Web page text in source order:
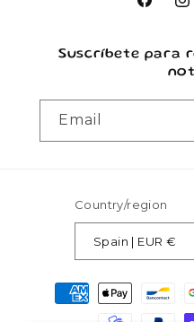
Facebook
Suscríbete para
Email
Country/region
Spain | EUR €
Payment
methods